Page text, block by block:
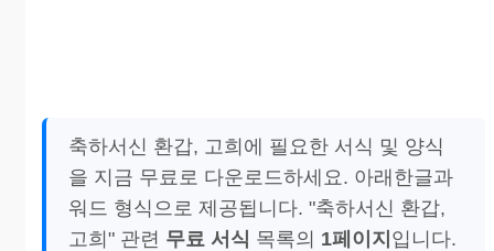
축하서신 환갑, 고희에 필요한 서식 및 양식
을 지금 무료로 다운로드하세요. 아래한글과
워드 형식으로 제공됩니다. "축하서신 환갑,
고희" 관련 무료 서식 목록의 1페이지 입니다.